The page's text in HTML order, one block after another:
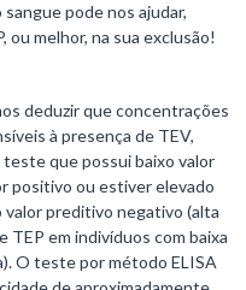
pode nos ajudar,
melhor, na sua exclusão!
deduzir que concentrações
à presença de TEV,
teste que possui baixo valor
positivo ou estiver elevado
valor preditivo negativo (alta
TEP em indivíduos com baixa
O teste por método ELISA